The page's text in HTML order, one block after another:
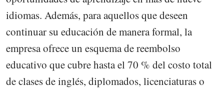
idiomas. Además, para aquellos que deseen
continuar su educación de manera formal, la
empresa ofrece un esquema de reembolso
educativo que cubre hasta el 70 % del costo total
de clases de inglés, diplomados, licenciaturas o